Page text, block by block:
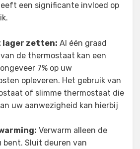
een significante invloed op
lager zetten: Al één graad
de thermostaat kan een
7% op uw
opleveren. Het gebruik van
of slimme thermostaat die
uw aanwezigheid kan hierbij
Verwarm alleen de
bent. Sluit deuren van